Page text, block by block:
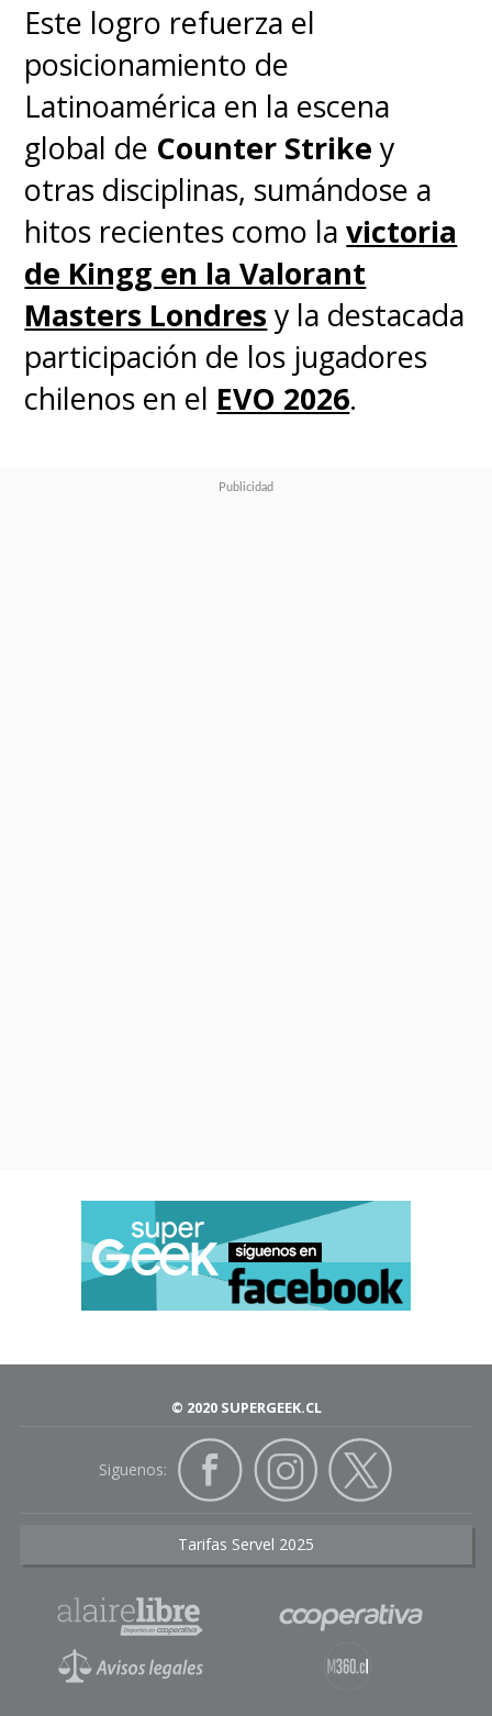
Este logro refuerza el
posicionamiento de
Latinoamérica en la escena
global de Counter Strike y
otras disciplinas, sumándose a
hitos recientes como lavictoria
de Kingg en la Valorant
Masters Londres y la destacada
participación de los jugadores
chilenos en el EVO 2026.
© 2020 SUPERGEEK.CL
Siguenos:
Tarifas Servel 2025